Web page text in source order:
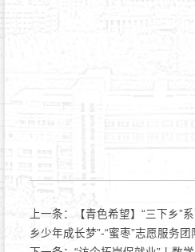
上一条：
【青色希望】“三下乡”
乡少年成长梦”-“蜜枣”志愿服务